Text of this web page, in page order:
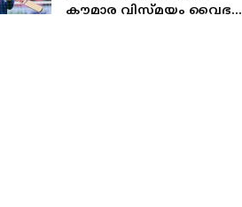
കൗമാര വിസ്മയം വൈഭവ്